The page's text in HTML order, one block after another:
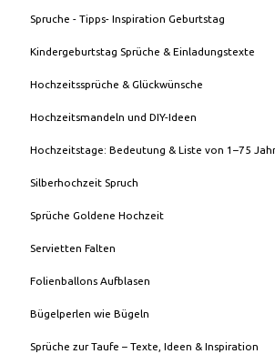
Spruche - Tipps- Inspiration Geburtstag
Kindergeburtstag Sprüche & Einladungstexte
Hochzeitssprüche & Glückwünsche
Hochzeitsmandeln und DIY-Ideen
Hochzeitstage: Bedeutung & Liste von 1–75
Silberhochzeit Spruch
Sprüche Goldene Hochzeit
Servietten Falten
Folienballons Aufblasen
Bügelperlen wie Bügeln
Sprüche zur Taufe – Texte, Ideen & Inspiration